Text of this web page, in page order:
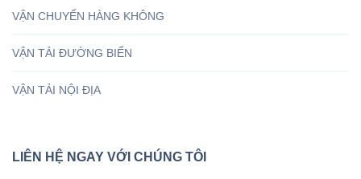
VẬN CHUYỂN HÀNG KHÔNG
VẬN TẢI ĐƯỜNG BIỂN
VẬN TẢI NỘI ĐỊA
LIÊN HỆ NGAY VỚI CHÚNG TÔI